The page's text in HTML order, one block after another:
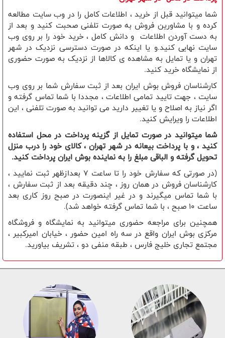
شما میتوانید قبل از خرید ، اطلاعات کامل را در وب سایت مطالعه
کرده و با مشاورین فروش به صورت تلفنی صحبت کنید و بعد از
به دست آوردن اطلاعات و دانش کامل ، خرید خود را بر روی وب
سایت نهایی کنید.و یا اینکه در صورت دسترسی نزدیک در شهر
تهران و یا تمایل به مشاهده ی کالاها از نزدیک به صورت حضوری
از نمایشگاه خرید کنید.
کارشناسان فروش بوش ایران بعد از ثبت سفارش شما بر روی وب
سایت ، جهت تایید تمامی اطلاعات ، مجددا با شما تماس گرفته و
اگر نیاز به اصلاح و یا تغییر دارید می توانید به صورت تلفنی ، این
اطلاعات را ویرایش کنید.
شما میتوانید در صورت تمایل از گزینه پرداخت در محل استفاده
کنید ، و با پرداخت بیعانه در شهر تهران ، کالای خود را درب منزل
تحویل گرفته و الباقی مبلغ را به نماینده بوش ایران پرداخت کنید.
(در صورتی که سفارش خود را تا ساعت 7 بعدازظهر ثبت نمایید ،
کارشناسان فروش در همان روز ، چند دقیقه بعد از ثبت سفارش ،
با شما تماس میگیرند و در غیر اینصورت در صبح روز کاری بعد
ساعت 10 صبح ، با شما تماس گرفته خواهد شد).
همچنین برای مراجعه حضوری میتوانید به نمایشگاه و فروشگاه
مرکزی بوش ایران واقع در سه راه امین حضور ، خیابان امیرکبیر ،
مجتمع تجاری خلیج فارس ، طبقه منفی دو ، تشریف بیاورید.